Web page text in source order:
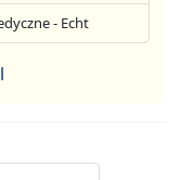
- Echt